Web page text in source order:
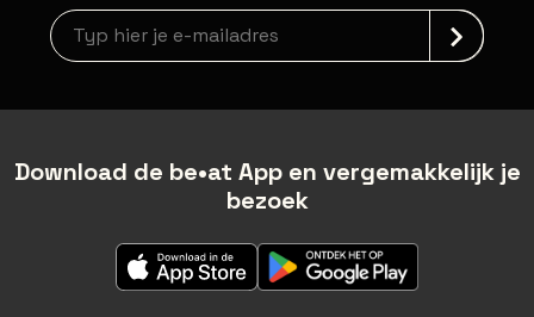
Nieuwsbrief aanmelding
Download de be•at App en vergemakkelijk je
bezoek